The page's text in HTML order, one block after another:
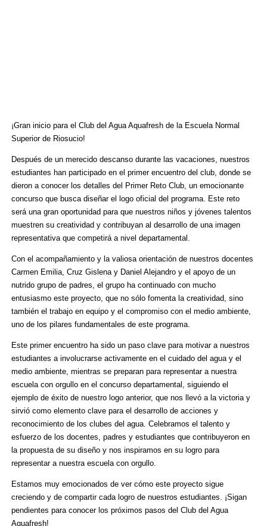
¡Gran inicio para el Club del Agua Aquafresh de la Escuela Normal
Superior de Riosucio!
Después de un merecido descanso durante las vacaciones, nuestros
estudiantes han participado en el primer encuentro del club, donde se
dieron a conocer los detalles del Primer Reto Club, un emocionante
concurso que busca diseñar el logo oficial del programa. Este reto
será una gran oportunidad para que nuestros niños y jóvenes talentos
muestren su creatividad y contribuyan al desarrollo de una imagen
representativa que competirá a nivel departamental.
Con el acompañamiento y la valiosa orientación de nuestros docentes
Carmen Emilia, Cruz Gislena y Daniel Alejandro y el apoyo de un
nutrido grupo de padres, el grupo ha continuado con mucho
entusiasmo este proyecto, que no sólo fomenta la creatividad, sino
también el trabajo en equipo y el compromiso con el medio ambiente,
uno de los pilares fundamentales de este programa.
Este primer encuentro ha sido un paso clave para motivar a nuestros
estudiantes a involucrarse activamente en el cuidado del agua y el
medio ambiente, mientras se preparan para representar a nuestra
escuela con orgullo en el concurso departamental, siguiendo el
ejemplo de éxito de nuestro logo anterior, que nos llevó a la victoria y
sirvió como elemento clave para el desarrollo de acciones y
reconocimiento de los clubes del agua. Celebramos el talento y
esfuerzo de los docentes, padres y estudiantes que contribuyeron en
la propuesta de su diseño y nos inspiramos en su logro para
representar a nuestra escuela con orgullo.
Estamos muy emocionados de ver cómo este proyecto sigue
creciendo y de compartir cada logro de nuestros estudiantes. ¡Sigan
pendientes para conocer los próximos pasos del Club del Agua
Aquafresh!